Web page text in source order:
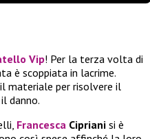
Vip! Per la terza volta di
è scoppiata in lacrime.
materiale per risolvere il
danno.
Francesca Cipriani si è